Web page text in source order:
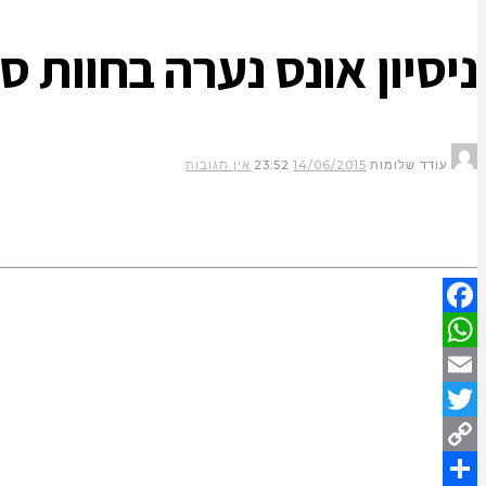
ניסיון אונס נערה בחוות
עודד שלומות 14/06/2015
23:52 אין תגובות
Facebook
WhatsApp
Email
Twitter
Copy